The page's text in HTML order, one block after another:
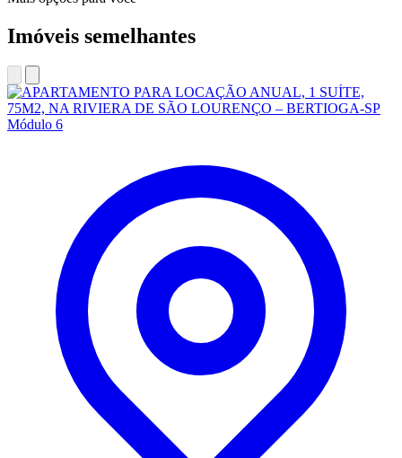
Imóveis semelhantes
Módulo 6